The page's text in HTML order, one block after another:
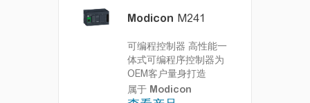
Modicon M241
可编程控制器 高性能一
体式可编程序控制器为
OEM客户量身打造
属于 Modicon